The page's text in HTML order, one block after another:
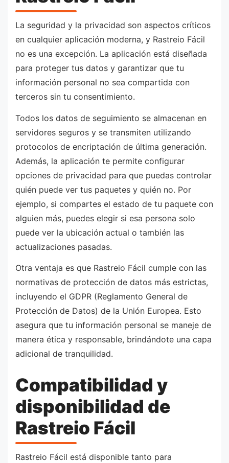
La seguridad y la privacidad son aspectos críticos
en cualquier aplicación moderna, y Rastreio Fácil
no es una excepción. La aplicación está diseñada
para proteger tus datos y garantizar que tu
información personal no sea compartida con
terceros sin tu consentimiento.
Todos los datos de seguimiento se almacenan en
servidores seguros y se transmiten utilizando
protocolos de encriptación de última generación.
Además, la aplicación te permite configurar
opciones de privacidad para que puedas controlar
quién puede ver tus paquetes y quién no. Por
ejemplo, si compartes el estado de tu paquete con
alguien más, puedes elegir si esa persona solo
puede ver la ubicación actual o también las
actualizaciones pasadas.
Otra ventaja es que Rastreio Fácil cumple con las
normativas de protección de datos más estrictas,
incluyendo el GDPR (Reglamento General de
Protección de Datos) de la Unión Europea. Esto
asegura que tu información personal se maneje de
manera ética y responsable, brindándote una capa
adicional de tranquilidad.
Compatibilidad y
disponibilidad de
Rastreio Fácil
Rastreio Fácil está disponible tanto para